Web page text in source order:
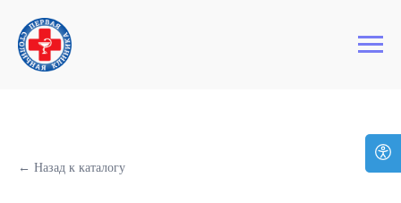
Первая Столичная Клиника
← Назад к каталогу